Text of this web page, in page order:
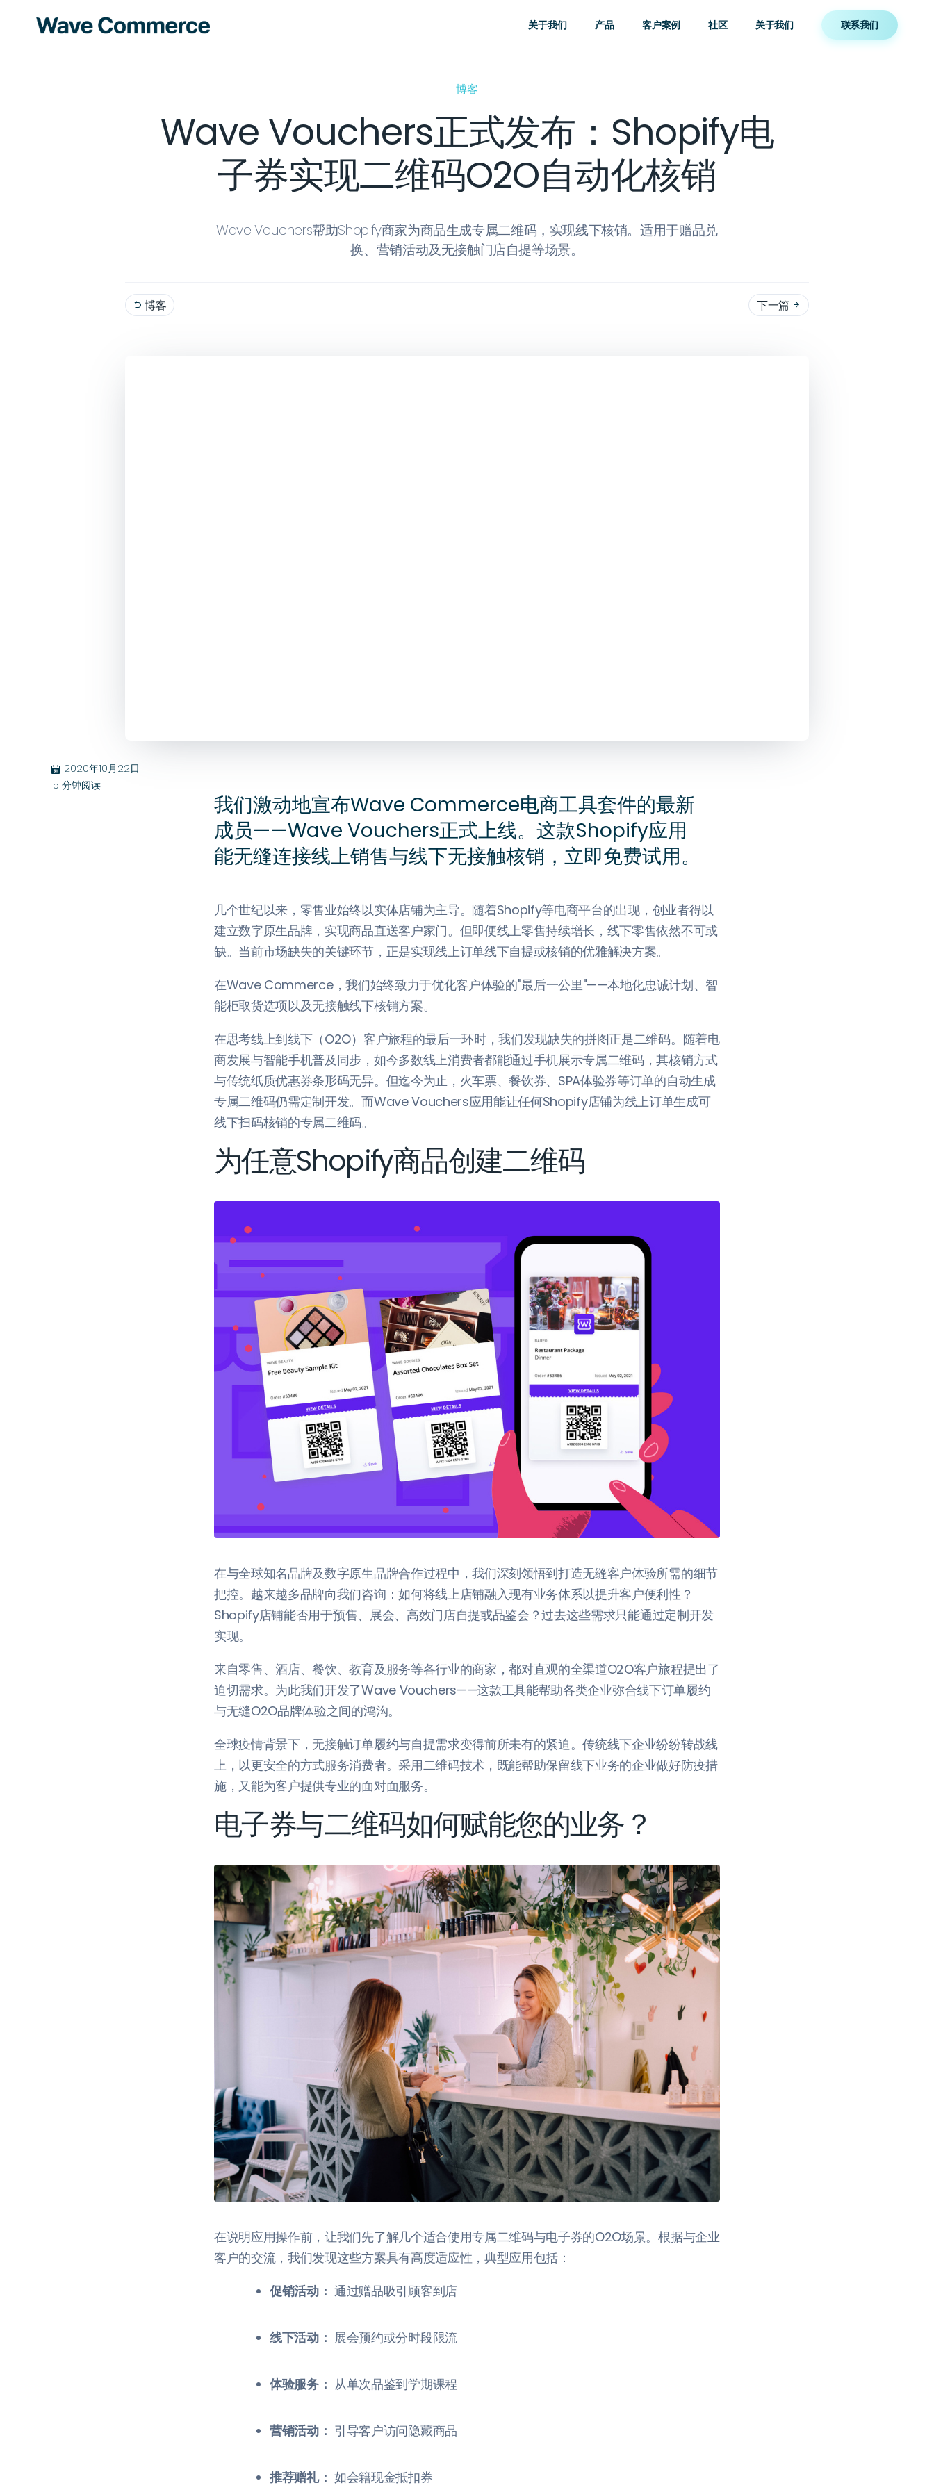
关于我们 产品 客户案例 社区 关于我们 联系我们
博客
Wave Vouchers正式发布：Shopify电
子券实现二维码O2O自动化核销
Wave Vouchers帮助Shopify商家为商品生成专属二维码，实现线下核销。适用于赠品兑
换、营销活动及无接触门店自提等场景。
 博客 下一篇 
בּ 2020年10月22日
5 分钟阅读
我们激动地宣布Wave Commerce电商工具套件的最新
成员——Wave Vouchers正式上线。这款Shopify应用
能无缝连接线上销售与线下无接触核销，立即免费试用。
几个世纪以来，零售业始终以实体店铺为主导。随着Shopify等电商平台的出现，创业者得以
建立数字原生品牌，实现商品直送客户家门。但即便线上零售持续增长，线下零售依然不可或
缺。当前市场缺失的关键环节，正是实现线上订单线下自提或核销的优雅解决方案。
在Wave Commerce，我们始终致力于优化客户体验的"最后一公里"——本地化忠诚计划、智
能柜取货选项以及无接触线下核销方案。
在思考线上到线下（O2O）客户旅程的最后一环时，我们发现缺失的拼图正是二维码。随着电
商发展与智能手机普及同步，如今多数线上消费者都能通过手机展示专属二维码，其核销方式
与传统纸质优惠券条形码无异。但迄今为止，火车票、餐饮券、SPA体验券等订单的自动生成
专属二维码仍需定制开发。而Wave Vouchers应用能让任何Shopify店铺为线上订单生成可
线下扫码核销的专属二维码。
为任意Shopify商品创建二维码
在与全球知名品牌及数字原生品牌合作过程中，我们深刻领悟到打造无缝客户体验所需的细节
把控。越来越多品牌向我们咨询：如何将线上店铺融入现有业务体系以提升客户便利性？
Shopify店铺能否用于预售、展会、高效门店自提或品鉴会？过去这些需求只能通过定制开发
实现。
来自零售、酒店、餐饮、教育及服务等各行业的商家，都对直观的全渠道O2O客户旅程提出了
迫切需求。为此我们开发了Wave Vouchers——这款工具能帮助各类企业弥合线下订单履约
与无缝O2O品牌体验之间的鸿沟。
全球疫情背景下，无接触订单履约与自提需求变得前所未有的紧迫。传统线下企业纷纷转战线
上，以更安全的方式服务消费者。采用二维码技术，既能帮助保留线下业务的企业做好防疫措
施，又能为客户提供专业的面对面服务。
电子券与二维码如何赋能您的业务？
在说明应用操作前，让我们先了解几个适合使用专属二维码与电子券的O2O场景。根据与企业
客户的交流，我们发现这些方案具有高度适应性，典型应用包括：
促销活动： 通过赠品吸引顾客到店
线下活动： 展会预约或分时段限流
体验服务： 从单次品鉴到学期课程
营销活动： 引导客户访问隐藏商品
推荐赠礼： 如会籍现金抵扣券